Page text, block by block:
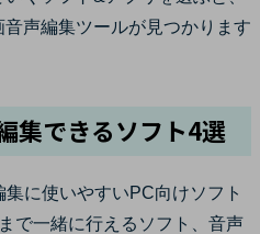
声編集ツールが見つかります
集できるソフト4選
に使いやすいPC向けソフト
で一緒に行えるソフト、音声